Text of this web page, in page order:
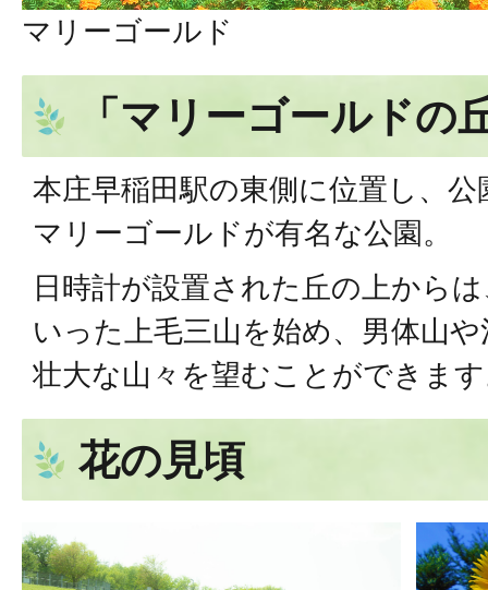
マリーゴールド
「マリーゴールドの
本庄早稲田駅の東側に位置し、
マリーゴールドが有名な公園。
日時計が設置された丘の上から
いった上毛三山を始め、男体山
壮大な山々を望むことができま
花の見頃